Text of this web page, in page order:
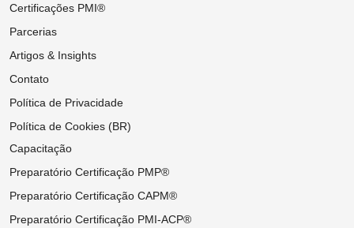
Certificações PMI®
Parcerias
Artigos & Insights
Contato
Política de Privacidade
Política de Cookies (BR)
Capacitação
Preparatório Certificação PMP®
Preparatório Certificação CAPM®
Preparatório Certificação PMI-ACP®